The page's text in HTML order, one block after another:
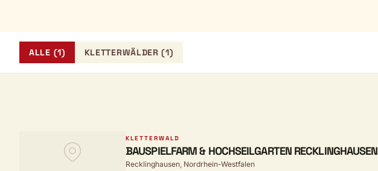
ALLE (1) KLETTERWÄLDER (1)
KLETTERWALD
BAUSPIELFARM & HOCHSEILGARTEN RECKLINGHAUSEN
Recklinghausen, Nordrhein-Westfalen